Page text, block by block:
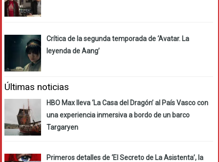
Crítica de la segunda temporada de ‘Avatar. La
leyenda de Aang’
Últimas noticias
HBO Max lleva ‘La Casa del Dragón’ al País Vasco con
una experiencia inmersiva a bordo de un barco
Targaryen
Primeros detalles de ‘El Secreto de La Asistenta’, la